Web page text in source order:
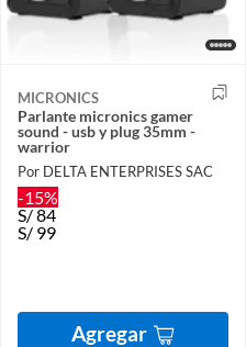
MICRONICS
Parlante micronics gamer
sound - usb y plug 35mm -
warrior
Por DELTA ENTERPRISES SAC
-15%
S/84
S/ 99
Agregar